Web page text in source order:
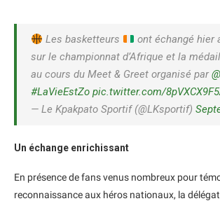
Les basketteurs
ont échangé hier
sur le championnat d’Afrique et la
au cours du Meet & Greet organisé par
#LaVieEstZo pic.twitter.com/
— Le Kpakpato Sportif (@LKsportif)
Un échange enrichissant
En présence de fans venus nombreux pour
reconnaissance aux héros nationaux, la